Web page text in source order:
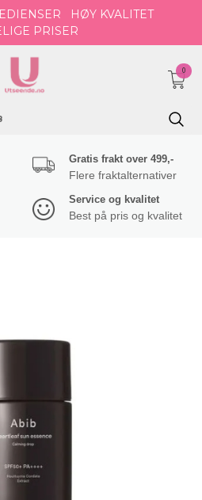
HØY KVALITET
PRISER
0
Gratis frakt over 499,-
Flere fraktalternativer
Service og kvalitet
Best på pris og kvalitet